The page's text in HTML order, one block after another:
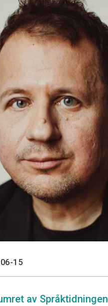
språkpolisen
digitalt
15
av Språktidningen